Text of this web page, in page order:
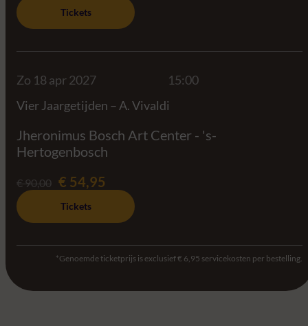
Tickets
Zo 18 apr 2027
15:00
Vier Jaargetijden – A. Vivaldi
Jheronimus Bosch Art Center - 's-
Hertogenbosch
€ 90,00 € 54,95
Tickets
*Genoemde ticketprijs is exclusief € 6,95 servicekosten per bestelling.